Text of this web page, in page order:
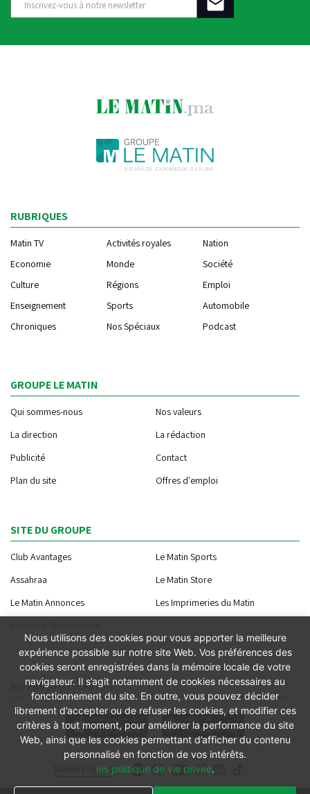
Suivez-nous
RUBRIQUES
Matin TV Activités royales
Nation
Economie
Monde
Société
Culture
Régions
Emploi
Enseignement
Sports
Automobile
Chroniques
Nos Spéciaux Podcast
GROUPE LE MATIN
Qui sommes-nous
Nos valeurs
La direction
La rédaction
Publicité
Contact
Plan du site
Offres d'emploi
SITE DU GROUPE
Club Avantages
Le Matin Sports
Assahraa
Le Matin Store
Le Matin Annonces
Les Imprimeries du Matin
NOTRE APPLICATION
Nous utilisons des cookies pour vous apporter la meilleure
expérience possible sur notre site Web. Vos préférences des
cookies seront enregistrées dans la mémoire locale de votre
navigateur. Il s’agit notamment de cookies nécessaires au
fonctionnement du site. En outre, vous pouvez décider
librement d’accepter ou de refuser les cookies, et modifier ces
critères à tout moment, pour améliorer la performance du site
Web, ainsi que les cookies permettant d’afficher du contenu
personnalisé en fonction de vos intérêts.
les politique de vie privee.